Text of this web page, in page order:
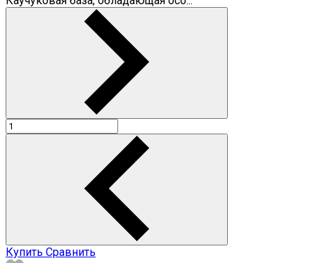
Купить Сравнить